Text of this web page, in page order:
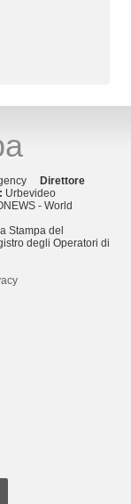
Direttore
Urbevideo
- World
Stampa del
degli Operatori di